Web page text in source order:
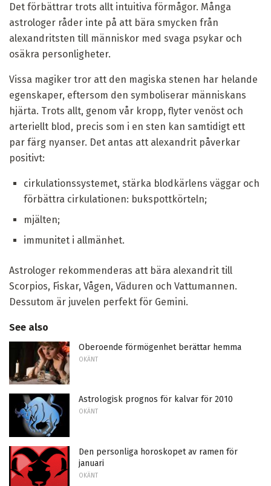
Det förbättrar trots allt intuitiva förmågor. Många
astrologer råder inte på att bära smycken från
alexandritsten till människor med svaga psykar och
osäkra personligheter.
Vissa magiker tror att den magiska stenen har helande
egenskaper, eftersom den symboliserar människans
hjärta. Trots allt, genom vår kropp, flyter venöst och
arteriellt blod, precis som i en sten kan samtidigt ett
par färg nyanser. Det antas att alexandrit påverkar
positivt:
cirkulationssystemet, stärka blodkärlens väggar och
förbättra cirkulationen: bukspottkörteln;
mjälten;
immunitet i allmänhet.
Astrologer rekommenderas att bära alexandrit till
Scorpios, Fiskar, Vågen, Väduren och Vattumannen.
Dessutom är juvelen perfekt för Gemini.
See also
Oberoende förmögenhet berättar hemma
OKÄNT
Astrologisk prognos för kalvar för 2010
OKÄNT
Den personliga horoskopet av ramen för
januari
OKÄNT